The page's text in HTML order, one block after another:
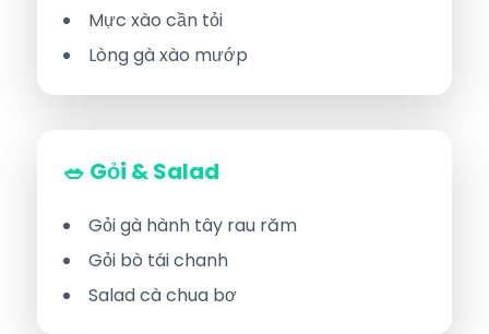
Mực xào cần tỏi
Lòng gà xào mướp
🥗 Gỏi & Salad
Gỏi gà hành tây rau răm
Gỏi bò tái chanh
Salad cà chua bơ